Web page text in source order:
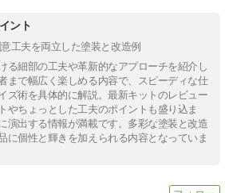
ント
工夫を両立した塗装と改造例
る細部の工夫や革新的なアプローチを紹介し
まで幅広く楽しめる内容で、スピーディな仕
ズ術を具体的に解説。最新キットのレビュー
やちょっとした工夫のポイントも盛り込ま
演出する情報が満載です。多彩な塗装と改造
に個性と輝きを加えられる内容となっていま